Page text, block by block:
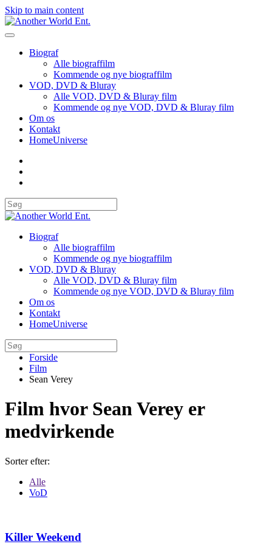
Skip to main content
Biograf
Alle biograffilm
Kommende og nye biograffilm
VOD, DVD & Bluray
Alle VOD, DVD & Bluray film
Kommende og nye VOD, DVD & Bluray film
Om os
Kontakt
HomeUniverse
Biograf
Alle biograffilm
Kommende og nye biograffilm
VOD, DVD & Bluray
Alle VOD, DVD & Bluray film
Kommende og nye VOD, DVD & Bluray film
Om os
Kontakt
HomeUniverse
Forside
Film
Sean Verey
Film hvor Sean Verey er
medvirkende
Sorter efter:
Alle
VoD
Killer Weekend